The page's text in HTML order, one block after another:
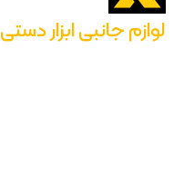
لوازم جانبی ابزار دستی